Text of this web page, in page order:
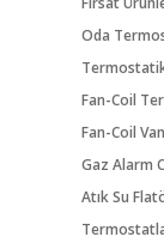
Oda
Fan-Coil
Fan-Coil
Gaz Alarm
Atık Su